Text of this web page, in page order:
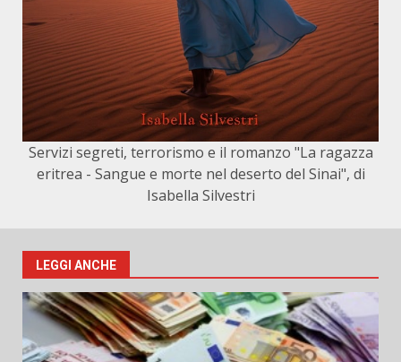
Servizi segreti, terrorismo e il romanzo "La ragazza
eritrea - Sangue e morte nel deserto del Sinai", di
Isabella Silvestri
LEGGI ANCHE